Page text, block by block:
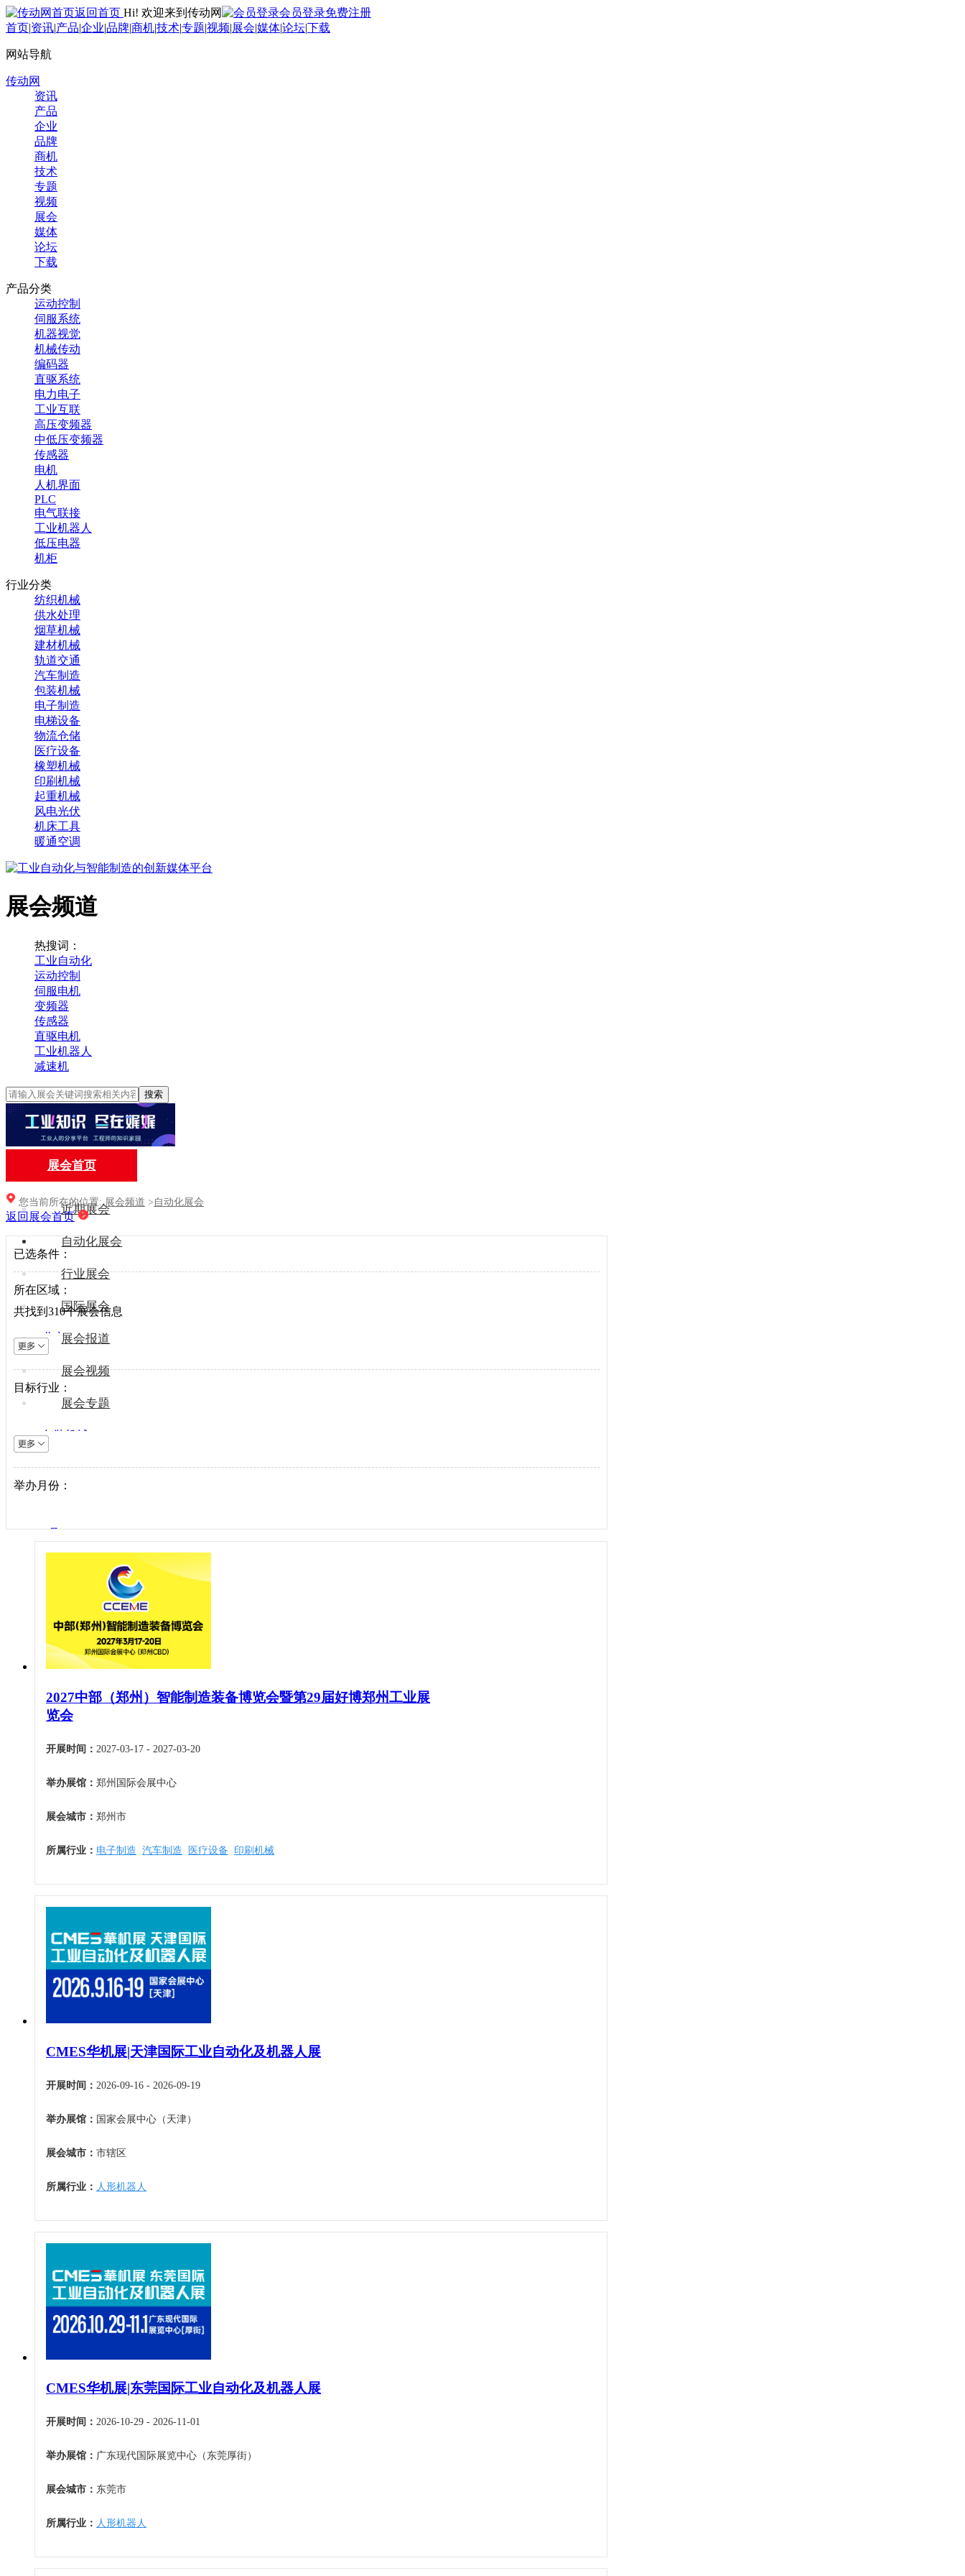
返回首页 Hi! 欢迎来到传动网 会员登录免费注册
首页|资讯|产品|企业|品牌|商机|技术|专题|视频|展会|媒体|论坛|下载
网站导航
传动网
资讯
产品
企业
品牌
商机
技术
专题
视频
展会
媒体
论坛
下载
产品分类
运动控制
伺服系统
机器视觉
机械传动
编码器
直驱系统
电力电子
工业互联
高压变频器
中低压变频器
传感器
电机
人机界面
PLC
电气联接
工业机器人
低压电器
机柜
行业分类
纺织机械
供水处理
烟草机械
建材机械
轨道交通
汽车制造
包装机械
电子制造
电梯设备
物流仓储
医疗设备
橡塑机械
印刷机械
起重机械
风电光伏
机床工具
暖通空调
展会频道
热搜词：
工业自动化
运动控制
伺服电机
变频器
传感器
直驱电机
工业机器人
减速机
搜索
展会首页
近期展会
自动化展会
行业展会
国际展会
展会报道
展会视频
展会专题
您当前所在的位置: 展会频道 > 自动化展会
返回展会首页
已选条件：
共找到 310个展会信息
所在区域：
北京
上海
天津
重庆
山西
内蒙古
辽宁
黑龙江
江苏
福建
山东
湖北
湖南
广东
海南
四川
云南
陕西
青海
宁夏
新疆
澳门
台湾
目标行业：
包装机械
电梯设备
电子制造
供水处理
暖通空调
起重机械
汽车制造
物流仓储
橡塑机械
印刷机械
举办月份：
1月
2月
5月
6月
7月
9月
11月
2027中部（郑州）智能制造装备博览会暨第29届好博郑州工业展
览会
开展时间： 2027-03-17 - 2027-03-20
举办展馆： 郑州国际会展中心
展会城市： 郑州市
所属行业： 电子制造 汽车制造 医疗设备 印刷机械
CMES华机展|天津国际工业自动化及机器人展
开展时间： 2026-09-16 - 2026-09-19
举办展馆： 国家会展中心（天津）
展会城市： 市辖区
所属行业： 人形机器人
CMES华机展|东莞国际工业自动化及机器人展
开展时间： 2026-10-29 - 2026-11-01
举办展馆： 广东现代国际展览中心（东莞厚街）
展会城市： 东莞市
所属行业： 人形机器人